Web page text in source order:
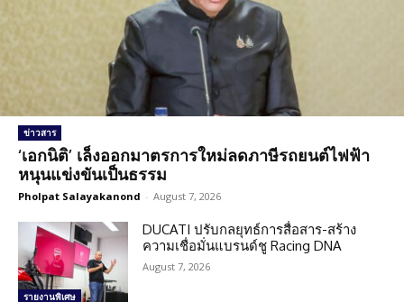
ข่าวสาร
‘เอกนิติ’ เล็งออกมาตรการใหม่ลดภาษีรถยนต์ไฟฟ้า
หนุนแข่งขันเป็นธรรม
Pholpat Salayakanond - August 7, 2026
รายงานพิเศษ
DUCATI ปรับกลยุทธ์การสื่อสาร-สร้าง
ความเชื่อมั่นแบรนด์ชู Racing DNA
August 7, 2026